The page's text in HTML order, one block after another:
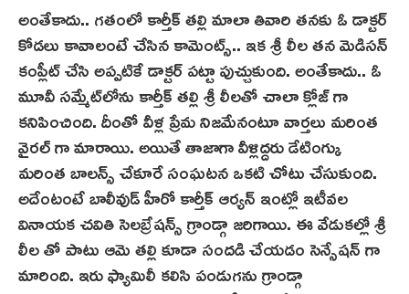
అంతేకాదు.. గతంలో కార్తీక్ తల్లి మాలా తివారి తనకు ఓ డాక్టర్
కోడలు కావాలంటే చేసిన కామెంట్స్.. ఇక శ్రీ లీల తన మెడిస‌న్‌
కంప్లీట్ చేసి అప్ప‌టికే డాక్టర్ పట్టా పుచ్చుకుంది. అంతేకాదు.. ఓ
మూవీ స‌మ్మేట్‌లోను కార్తీక్ తల్లి శ్రీ లీలతో చాలా క్లోజ్ గా
కనిపించింది. దీంతో వీళ్ల ప్రేమ నిజమేనంటూ వార్తలు మరింత
వైరల్ గా మారాయి. అయితే తాజాగా వీళ్లిద్దరు డేటింగ్కు
మరింత బాలన్స్ చేకూరే సంఘటన ఒకటి చోటు చేసుకుంది.
అదేంటంటే బాలీవుడ్ హీరో కార్తీక్ ఆర్యన్ ఇంట్లో ఇటీవల
వినాయక చవితి సెలబ్రేషన్స్ గ్రాండ్గా జరిగాయి. ఈ వేడుకల్లో శ్రీ
లీల తో పాటు ఆమె తల్లి కూడా సందడి చేయడం సెన్సేషన్ గా
మారింది. ఇరు ఫ్యామిలీ కలిసి పండుగను గ్రాండ్గా